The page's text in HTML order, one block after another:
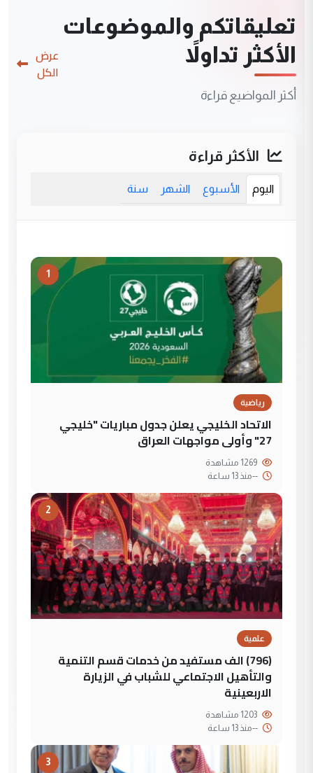
تعليقاتكم والموضوعات
الأكثر تداولاً
أكثر المواضيع قراءة
عرض
الكل
الأكثر قراءة
اليوم الأسبوع الشهر سنة
1
رياضية
الاتحاد الخليجي يعلن جدول مباريات "خليجي
27" وأولى مواجهات العراق
--منذ 13 ساعة
2
علمية
(796) الف مستفيد من خدمات قسم التنمية
والتأهيل الاجتماعي للشباب في الزيارة
الاربعينية
--منذ 13 ساعة
3